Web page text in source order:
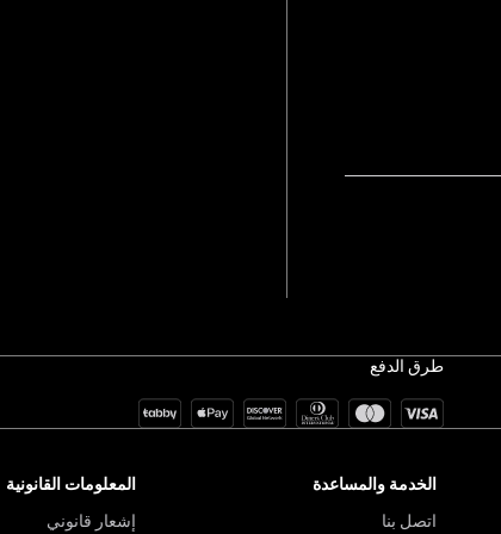
طرق الدفع
الخدمة والمساعدة
اتصل بنا
المعلومات القانونية
إشعار قانوني